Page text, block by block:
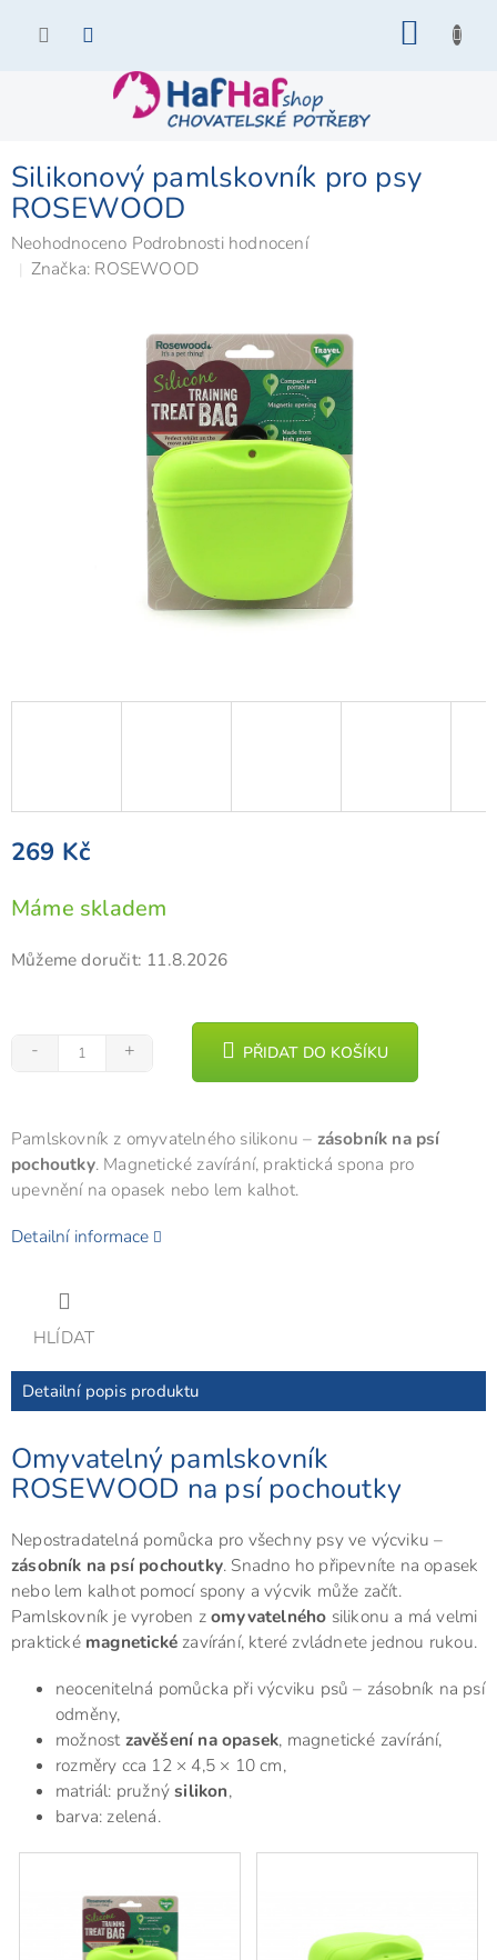
Silikonový pamlskovník pro psy
ROSEWOOD
Průměrné
hodnocení
Neohodnoceno Podrobnosti hodnocení
Značka: ROSEWOOD
269 Kč
Měrná
cena:
Máme skladem
Můžeme doručit: 11.8.2026
PŘIDAT DO KOŠÍKU
Pamlskovník z omyvatelného silikonu – zásobník na psí
pochoutky. Magnetické zavírání, praktická spona pro
upevnění na opasek nebo lem kalhot.
Detailní informace
HLÍDAT
Detailní popis produktu
Omyvatelný pamlskovník
ROSEWOOD na psí pochoutky
Nepostradatelná pomůcka pro všechny psy ve výcviku –
zásobník na psí pochoutky. Snadno ho připevníte na opasek
nebo lem kalhot pomocí spony a výcvik může začít.
Pamlskovník je vyroben zomyvatelného silikonu a má velmi
praktické magnetické zavírání, které zvládnete jednou rukou.
neocenitelná pomůcka při výcviku psů – zásobník na psí
odměny,
možnostzavěšení na opasek, magnetické zavírání,
rozměry cca 12 × 4,5 × 10 cm,
matriál: pružnýsilikon,
barva: zelená.